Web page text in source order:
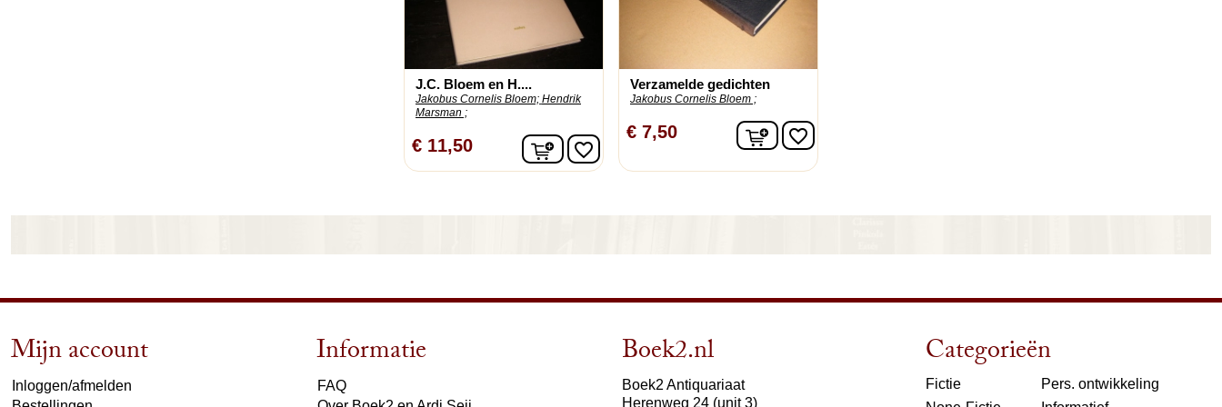
J.C. Bloem en H....
Jakobus Cornelis Bloem; Hendrik
Marsman ;
€ 11,50 In winkelwagen
favorite_border
Verzamelde gedichten
Jakobus Cornelis Bloem ;
€ 7,50 In winkelwagen
favorite_border
Mijn account
Inloggen/afmelden
Informatie
FAQ
Boek2.nl
Boek2 Antiquariaat
Herenweg 24 (unit 3)
Categorieën
Fictie
Pers. ontwikkeling